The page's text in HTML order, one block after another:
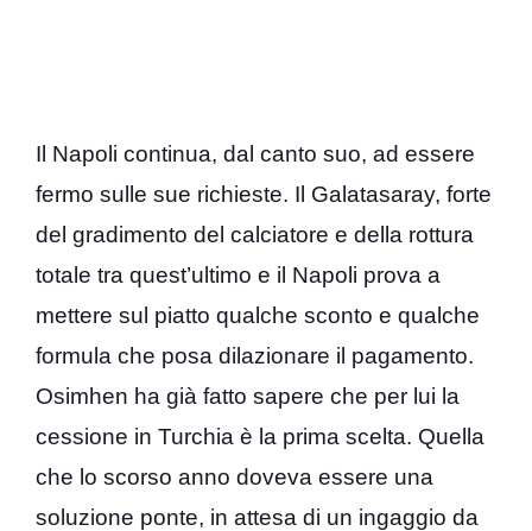
Il Napoli continua, dal canto suo, ad essere
fermo sulle sue richieste. Il Galatasaray, forte
del gradimento del calciatore e della rottura
totale tra quest’ultimo e il Napoli prova a
mettere sul piatto qualche sconto e qualche
formula che posa dilazionare il pagamento.
Osimhen ha già fatto sapere che per lui la
cessione in Turchia è la prima scelta. Quella
che lo scorso anno doveva essere una
soluzione ponte, in attesa di un ingaggio da